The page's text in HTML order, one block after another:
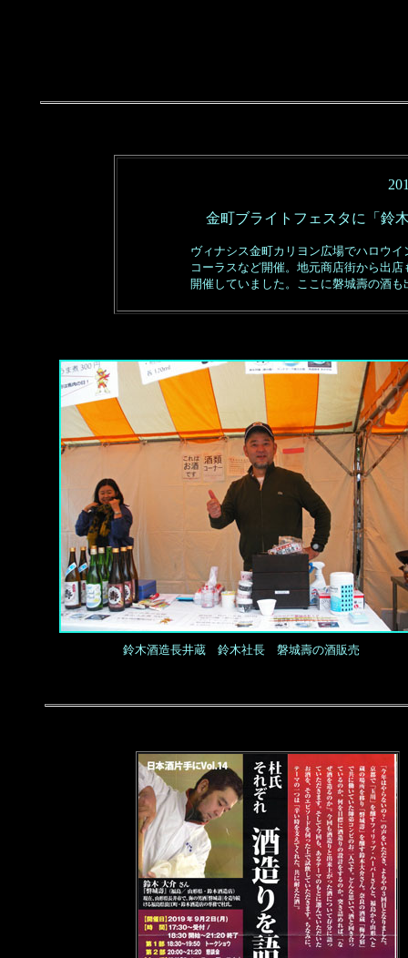
金町ブライトフェスタに「鈴
ヴィナシス金町カリヨン広場でハロウ
コーラスなど開催。地元商店街から出
開催していました。ここに磐城壽の酒
鈴木酒造長井蔵 鈴木社長 磐城壽の酒販売